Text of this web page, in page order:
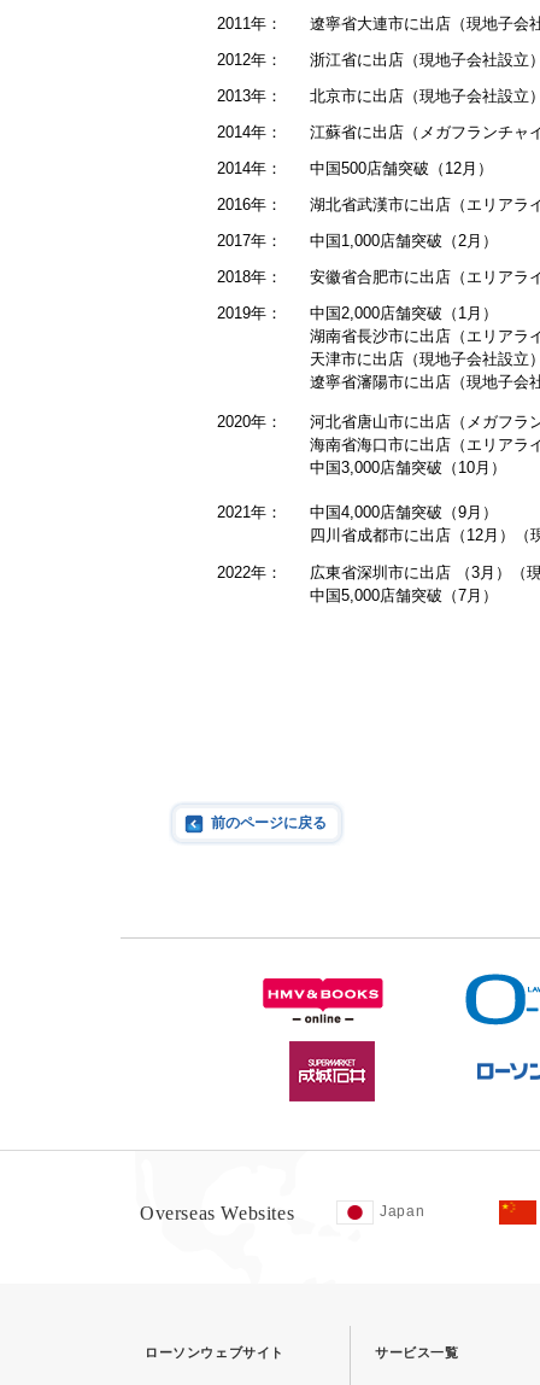
2011年：
遼寧省大連市に出店（現地子会
2012年 ：
浙江省に出店（現地子会社設立
2013年：
北京市に出店（現地子会社設立
2014年：
江蘇省に出店（メガフランチャ
2014年：
中国500店舗突破（12月）
2016年：
湖北省武漢市に出店（エリアラ
2017年：
中国1,000店舗突破（2月）
2018年：
安徽省合肥市に出店（エリアラ
2019年：
中国2,000店舗突破（1月）
湖南省長沙市に出店（エリアラ
天津市に出店（現地子会社設立
遼寧省瀋陽市に出店（現地子会
2020年：
河北省唐山市に出店（メガフラ
海南省海口市に出店（エリアラ
中国3,000店舗突破（10月）
2021年 ：
中国4,000店舗突破（9月）
四川省成都市に出店（12月）（
2022年：
広東省深圳市に出店 （3月）（
中国5,000店舗突破（7月）
前のページに戻る
Overseas Websites Japan
ローソンウェブサイト サービス一覧